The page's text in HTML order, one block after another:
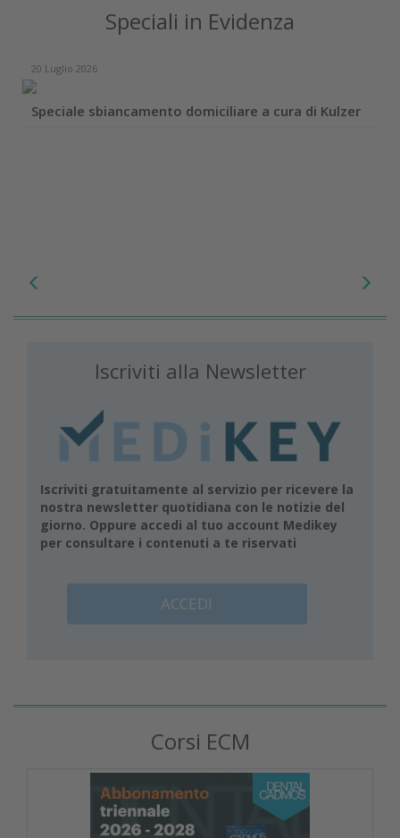
Speciali in Evidenza
20 Luglio 2026
Speciale sbiancamento domiciliare a cura di Kulzer
Iscriviti alla Newsletter
Iscriviti gratuitamente al servizio per ricevere la
nostra newsletter quotidiana con le notizie del
giorno. Oppure accedi al tuo account Medikey
per consultare i contenuti a te riservati
ACCEDI
Corsi ECM